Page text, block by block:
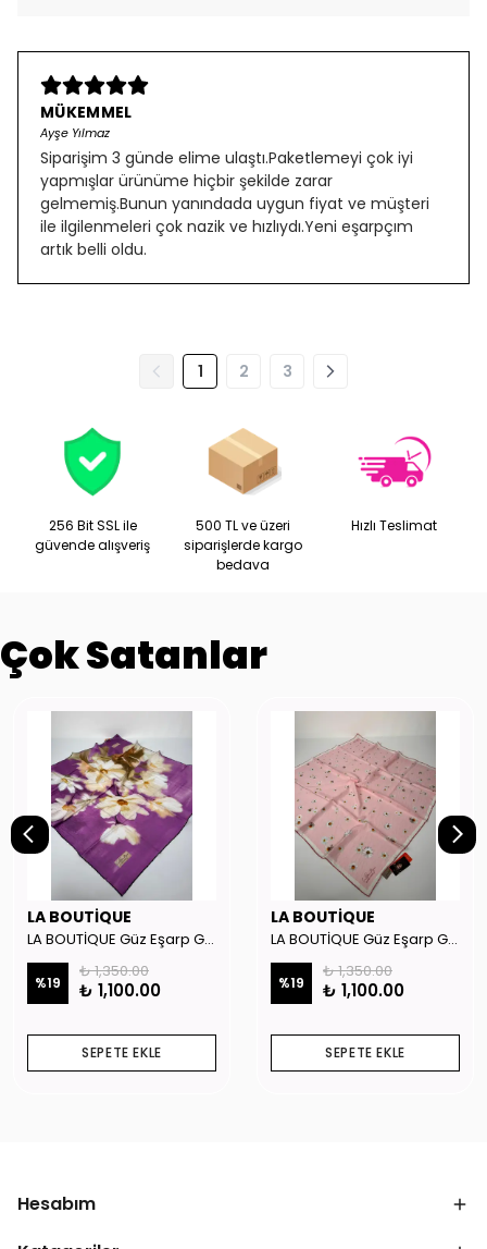
MÜKEMMEL
Ayşe Yılmaz
Siparişim 3 günde elime ulaştı.Paketlemeyi çok iyi
yapmışlar ürünüme hiçbir şekilde zarar
gelmemiş.Bunun yanındada uygun fiyat ve müşteri
ile ilgilenmeleri çok nazik ve hızlıydı.Yeni eşarpçım
artık belli oldu.
1 2 3
256 Bit SSL ile
güvende alışveriş
500 TL ve üzeri
siparişlerde kargo
bedava
Hızlı Teslimat
Çok Satanlar
LA BOUTİQUE
LA BOUTİQUE Güz Eşarp GYSE262908
%19
₺ 1,350.00
₺ 1,100.00
SEPETE EKLE
LA BOUTİQUE
LA BOUTİQUE Güz Eşarp GYSE130804
%19
₺ 1,350.00
₺ 1,100.00
SEPETE EKLE
Hesabım